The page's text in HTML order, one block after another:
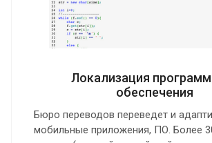
Локализация
обеспечения
Бюро переводов переведет и
мобильные приложения, ПО. Более